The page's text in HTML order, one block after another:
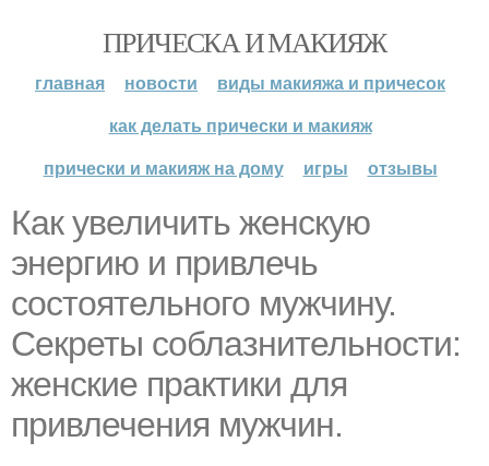
ПРИЧЕСКА И МАКИЯЖ
главная новости
виды макияжа и причесок
как делать прически и макияж
прически и макияж на дому
игры отзывы
Как увеличить женскую
энергию и привлечь
состоятельного мужчину.
Секреты соблазнительности:
женские практики для
привлечения мужчин.